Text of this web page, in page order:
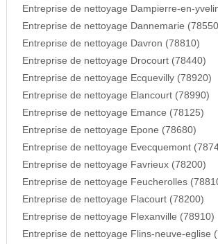
Entreprise de nettoyage Dampierre-en-
Entreprise de nettoyage Dannemarie
Entreprise de nettoyage Davron (78810)
Entreprise de nettoyage Drocourt (78440)
Entreprise de nettoyage Ecquevilly (78920)
Entreprise de nettoyage Elancourt (78990)
Entreprise de nettoyage Emance (78125)
Entreprise de nettoyage Epone (78680)
Entreprise de nettoyage Evecquemont
Entreprise de nettoyage Favrieux (78200)
Entreprise de nettoyage Feucherolles
Entreprise de nettoyage Flacourt (78200)
Entreprise de nettoyage Flexanville (78910)
Entreprise de nettoyage Flins-neuve-eglise